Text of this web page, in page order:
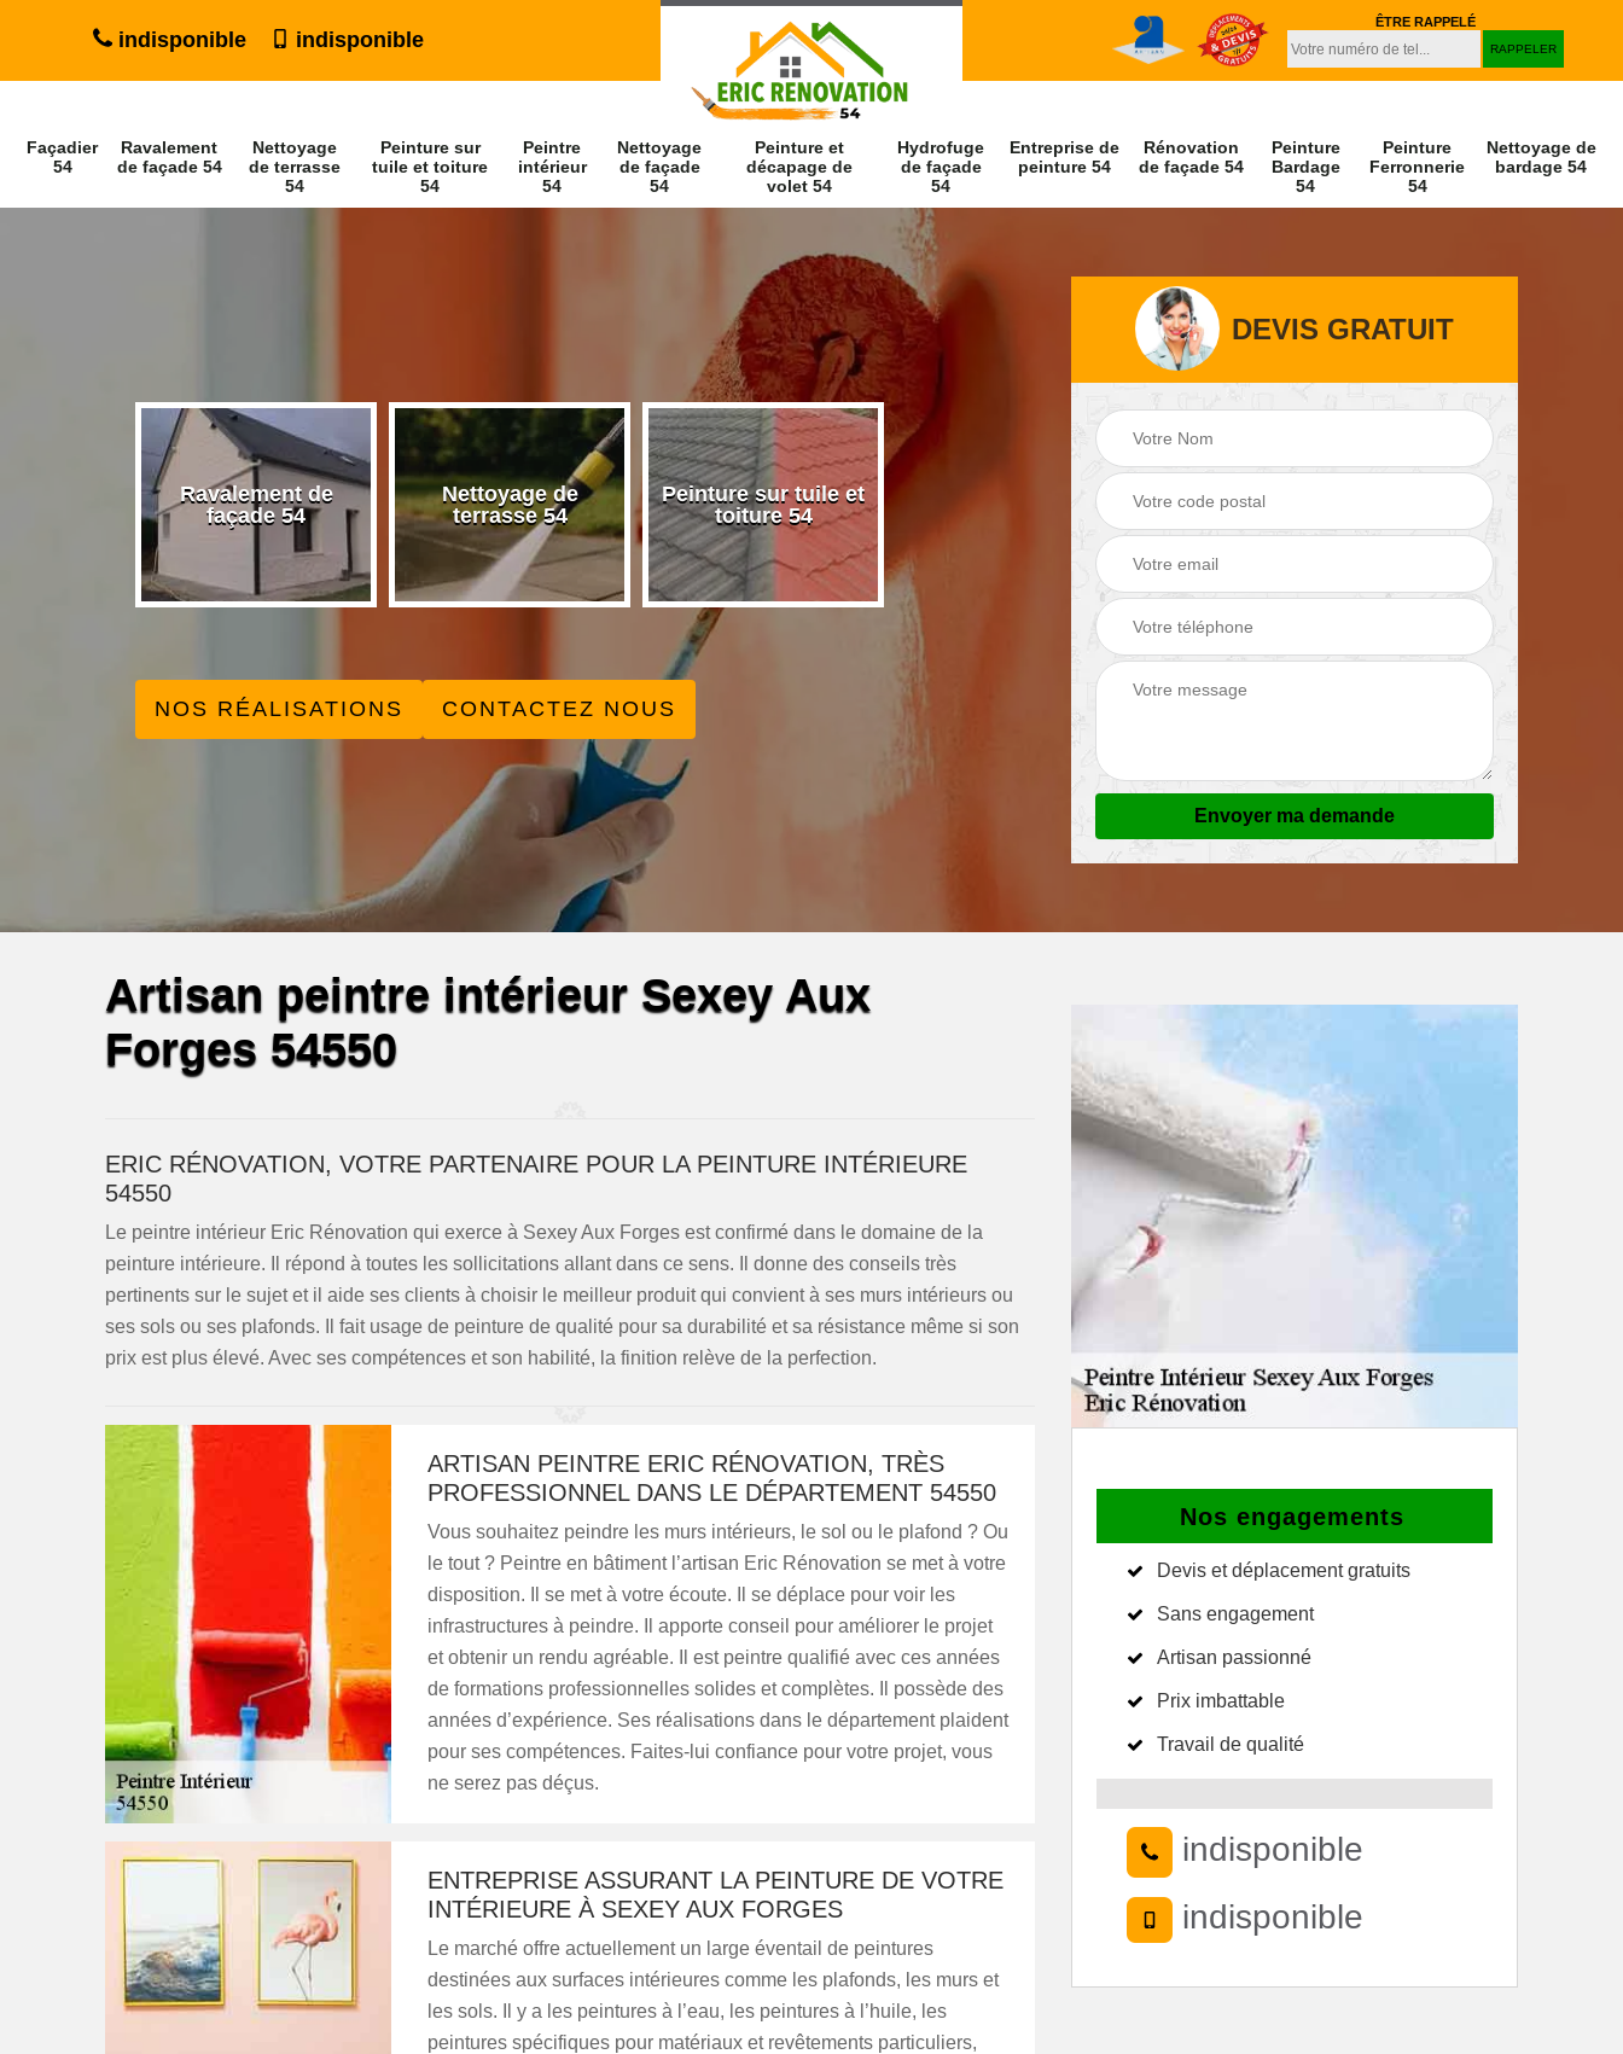
indisponible indisponible
ÊTRE RAPPELÉ
Façadier
54
Ravalement
de façade 54
Nettoyage
de terrasse
54
Peinture sur
tuile et toiture
54
Peintre
intérieur
54
Nettoyage
de façade
54
Peinture et
décapage de
volet 54
Hydrofuge
de façade
54
Entreprise de
peinture 54
Rénovation
de façade 54
Peinture
Bardage
54
Peinture
Ferronnerie
54
Nettoyage de
bardage 54
Ravalement de
façade 54
Nettoyage de
terrasse 54
Peinture sur tuile et
toiture 54
Peintre intérieur 54
Nettoyage de
façade 54
Peinture et
décapage de volet
NOS RÉALISATIONS CONTACTEZ NOUS
DEVIS GRATUIT
Artisan peintre intérieur Sexey Aux
Forges 54550
ERIC RÉNOVATION, VOTRE PARTENAIRE POUR LA PEINTURE INTÉRIEURE
54550
Le peintre intérieur Eric Rénovation qui exerce à Sexey Aux Forges est confirmé dans le domaine de la
peinture intérieure. Il répond à toutes les sollicitations allant dans ce sens. Il donne des conseils très
pertinents sur le sujet et il aide ses clients à choisir le meilleur produit qui convient à ses murs intérieurs ou
ses sols ou ses plafonds. Il fait usage de peinture de qualité pour sa durabilité et sa résistance même si son
prix est plus élevé. Avec ses compétences et son habilité, la finition relève de la perfection.
ARTISAN PEINTRE ERIC RÉNOVATION, TRÈS
PROFESSIONNEL DANS LE DÉPARTEMENT 54550
Vous souhaitez peindre les murs intérieurs, le sol ou le plafond ? Ou
le tout ? Peintre en bâtiment l’artisan Eric Rénovation se met à votre
disposition. Il se met à votre écoute. Il se déplace pour voir les
infrastructures à peindre. Il apporte conseil pour améliorer le projet
et obtenir un rendu agréable. Il est peintre qualifié avec ces années
de formations professionnelles solides et complètes. Il possède des
années d’expérience. Ses réalisations dans le département plaident
pour ses compétences. Faites-lui confiance pour votre projet, vous
ne serez pas déçus.
ENTREPRISE ASSURANT LA PEINTURE DE VOTRE
INTÉRIEURE À SEXEY AUX FORGES
Le marché offre actuellement un large éventail de peintures
destinées aux surfaces intérieures comme les plafonds, les murs et
les sols. Il y a les peintures à l’eau, les peintures à l’huile, les
peintures spécifiques pour matériaux et revêtements particuliers,
Nos engagements
Devis et déplacement gratuits
Sans engagement
Artisan passionné
Prix imbattable
Travail de qualité
indisponible
indisponible